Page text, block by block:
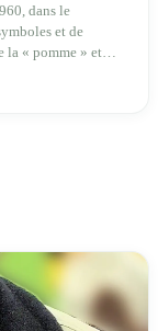
dans le
et de
la « pomme » et
à la retraite Liu
la réalité.